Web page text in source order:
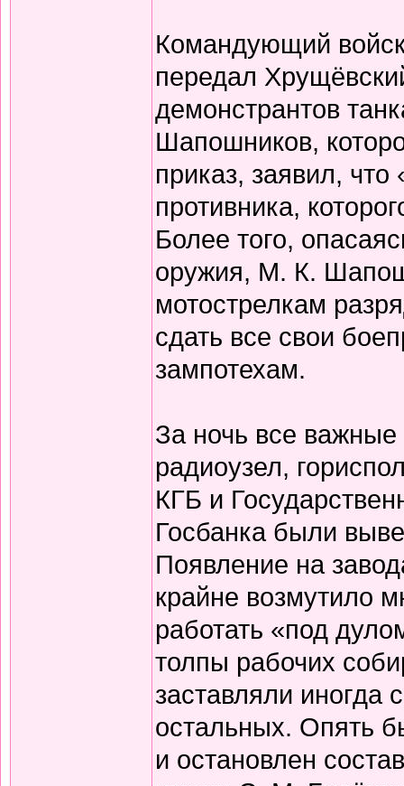
Командующий
передал
демонстрантов
Шапошников,
приказ, заявил, что
противника,
Более того,
оружия, М. К.
мотострелкам
сдать все свои
зампотехам.
За ночь все важные
радиоузел,
КГБ и
Госбанка были
Появление на
крайне возмутило
работать «под
толпы рабочих
заставляли иногда
остальных. Опять
и остановлен